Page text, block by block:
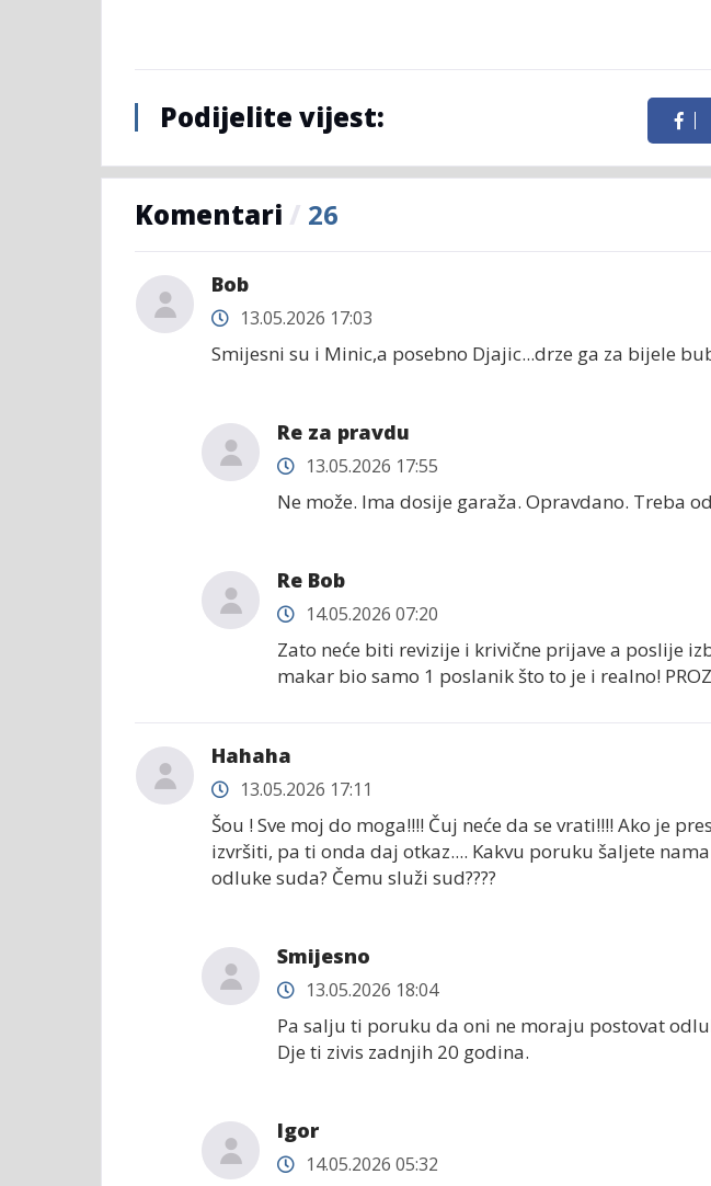
Podijelite vijest:
Komentari / 26
Bob
13.05.2026 17:03
Smijesni su i Minic,a posebno Djajic...drze ga za bijele
Re za pravdu
13.05.2026 17:55
Ne može. Ima dosije garaža. Opravdano. Treba
Re Bob
14.05.2026 07:20
Zato neće biti revizije i krivične prijave a poslije
makar bio samo 1 poslanik što to je i realno!
Hahaha
13.05.2026 17:11
Šou ! Sve moj do moga!!!! Čuj neće da se vrati!!!! Ako je
izvršiti, pa ti onda daj otkaz.... Kakvu poruku šaljete
odluke suda? Čemu služi sud????
Smijesno
13.05.2026 18:04
Pa salju ti poruku da oni ne moraju postovat
Dje ti zivis zadnjih 20 godina.
Igor
14.05.2026 05:32